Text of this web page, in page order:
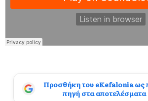
Προσθήκη του eKefalonia ως
πηγή στα